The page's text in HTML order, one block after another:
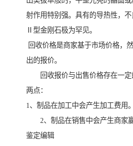
射作用特别强。具有的导热性，不
Ⅱ型金刚石极为罕见。
回收价格是商家基于市场价格，
出的报价。
回收报价与出售价格存在一定
两点：
1、制品在加工中会产生加工费用。
2、制品在销售中会产生商家赢
鉴定编辑